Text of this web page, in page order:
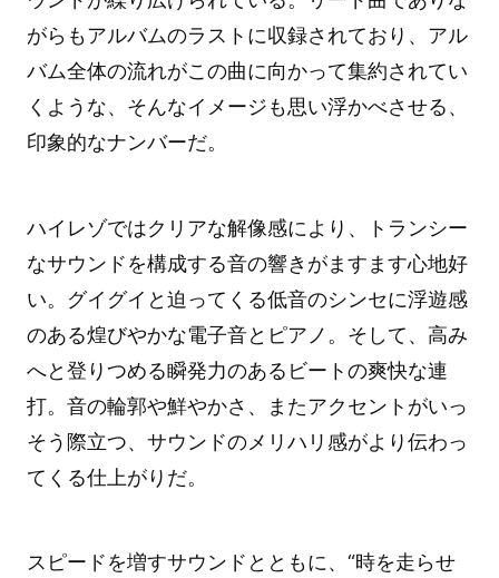
がらもアルバムのラストに収録されており、アル
バム全体の流れがこの曲に向かって集約されてい
くような、そんなイメージも思い浮かべさせる、
印象的なナンバーだ。
ハイレゾではクリアな解像感により、トランシー
なサウンドを構成する音の響きがますます心地好
い。グイグイと迫ってくる低音のシンセに浮遊感
のある煌びやかな電子音とピアノ。そして、高み
へと登りつめる瞬発力のあるビートの爽快な連
打。音の輪郭や鮮やかさ、またアクセントがいっ
そう際立つ、サウンドのメリハリ感がより伝わっ
てくる仕上がりだ。
スピードを増すサウンドとともに、“時を走らせ